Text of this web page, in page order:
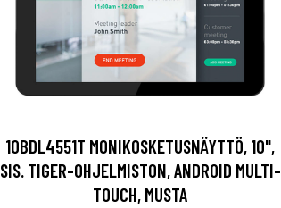
10BDL4551T MONIKOSKETUSNÄYTTÖ, 10",
SIS. TIGER-OHJELMISTON, ANDROID MULTI-
TOUCH, MUSTA